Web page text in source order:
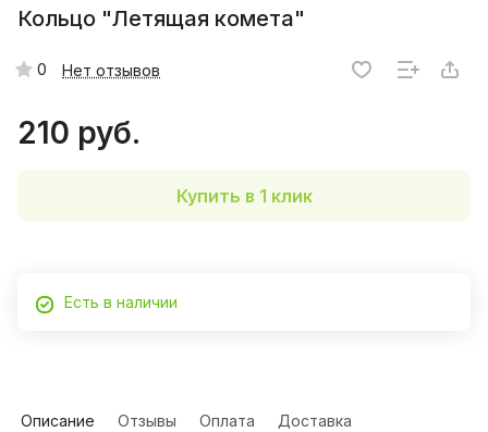
Кольцо "Летящая комета"
0 Нет отзывов
210 руб.
Купить в 1 клик
Есть в наличии
Описание Отзывы Оплата Доставка